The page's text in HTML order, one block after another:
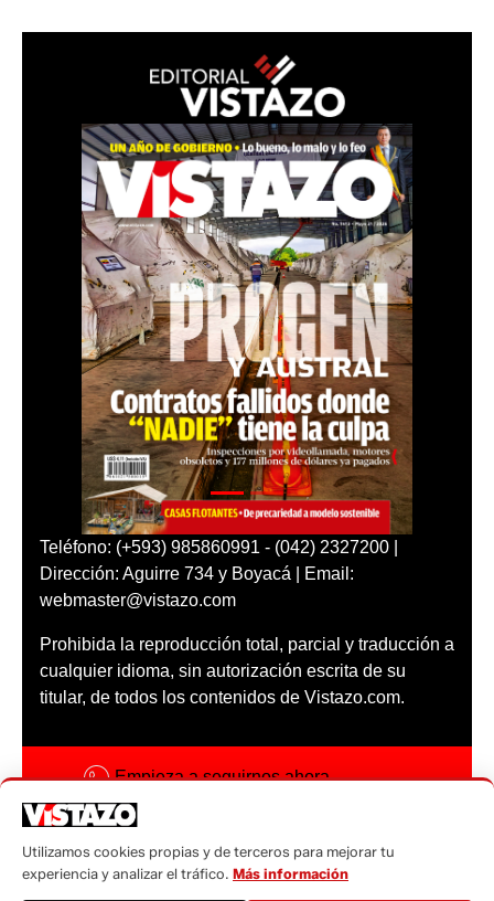
Teléfono: (+593) 985860991 - (042) 2327200 |
Dirección: Aguirre 734 y Boyacá | Email:
webmaster@vistazo.com
Prohibida la reproducción total, parcial y traducción a
cualquier idioma, sin autorización escrita de su
titular, de todos los contenidos de Vistazo.com.
Empieza a seguirnos ahora
Código ética
Utilizamos cookies propias y de terceros para mejorar tu
experiencia y analizar el tráfico. Más información